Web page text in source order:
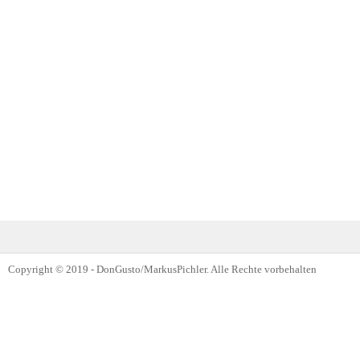
Copyright © 2019 - DonGusto/MarkusPichler. Alle Rechte vorbehalten